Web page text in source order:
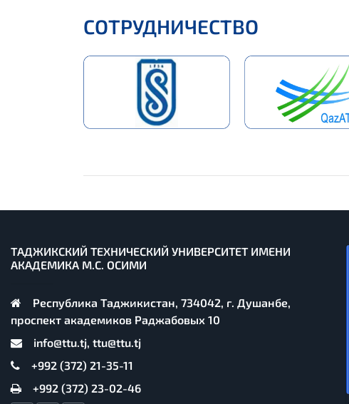
СОТРУДНИЧЕСТВО
ТАДЖИКСКИЙ ТЕХНИЧЕСКИЙ УНИВЕРСИТЕТ ИМЕНИ
АКАДЕМИКА М.С. ОСИМИ
Республика Таджикистан, 734042, г. Душанбе,
проспект академиков Раджабовых 10
info@ttu.tj, ttu@ttu.tj
+992 (372) 21-35-11
+992 (372) 23-02-46